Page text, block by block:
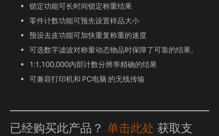
锁定功能可长时间锁定称重结果
零件计数功能可预先设置样品大小
预设去皮功能可加快重复称重的速度
可选数字滤波对称量动态物品时保障了可靠的结果。
1:1,100,000内部计数分辨率精确的结果
可兼容打印机和 PC电脑 的无线传输
已经购买此产品？ 单击此处 获取支